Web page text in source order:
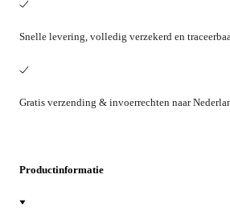
Snelle levering, volledig verzekerd en
Gratis verzending & invoerrechten naar
Productinformatie